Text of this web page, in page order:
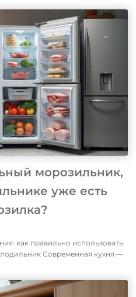
морозильник,
уже есть
как правильно использовать
Современная кухня —